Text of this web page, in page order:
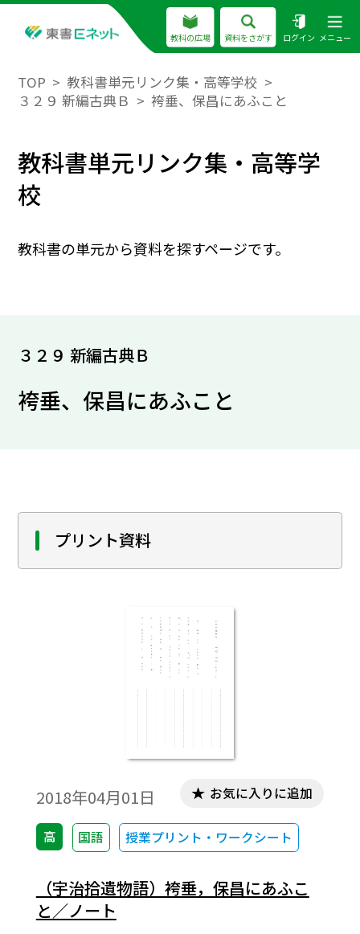
教科の広場 資料をさがす ログイン メニュー
TOP
教科書単元リンク集・高等学校
３２９ 新編古典Ｂ
袴垂、保昌にあふこと
教科書単元リンク集・高等学
校
教科書の単元から資料を探すページです。
３２９ 新編古典Ｂ
袴垂、保昌にあふこと
プリント資料
2018年04月01日
高 国語 授業プリント・ワークシート
お気に入りに追加
（宇治拾遺物語）袴垂，保昌にあふこ
と／ノート